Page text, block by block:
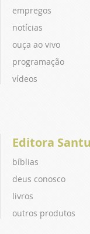
empregos
notícias
ouça ao vivo
programação
vídeos
Editora
bíblias
deus conosco
livros
outros produtos